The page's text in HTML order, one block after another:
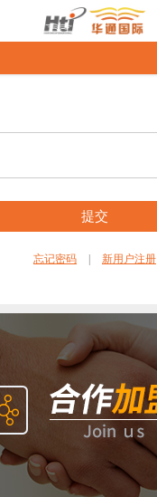
提交
忘记密码 新用户注册